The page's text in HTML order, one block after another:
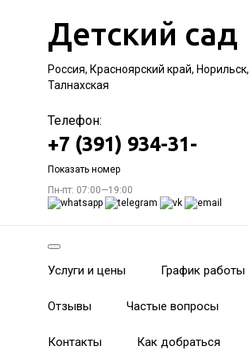
Детский сад
Россия, Красноярский край, Норильск,
Талнахская
Телефон:
+7 (391) 934-31-
Показать номер
Пн-пт: 07:00—19:00
Услуги и цены График работы
Отзывы Частые вопросы
Контакты Как добраться